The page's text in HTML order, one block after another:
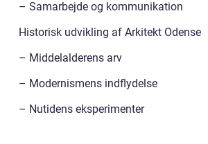
– Samarbejde og kommunikation
Historisk udvikling af Arkitekt Odense
– Middelalderens arv
– Modernismens indflydelse
– Nutidens eksperimenter